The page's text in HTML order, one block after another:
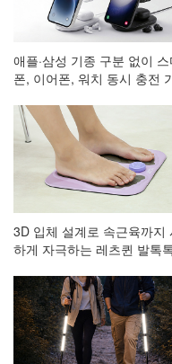
애플·삼성 기종 구분 없이
폰, 이어폰, 워치 동시 충전
3D 입체 설계로 속근육까지
하게 자극하는 레츠퀸 발톡